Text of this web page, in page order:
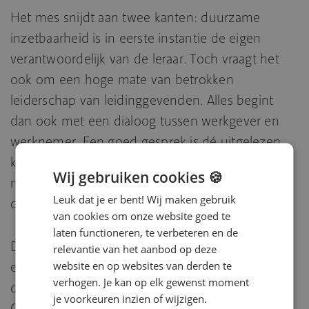
Het mes snijdt aan twee kanten: duurzame
inzetbaarheid is in eerste instantie de eigen
verantwoordelijk van de leraar. Toch vraagt het
ook om een hoge mate van betrokken
leiderschap van leidinggevenden. Alles begint
dan ook met een dialoog tussen werkgever en
werknemer. Een goed gesprek is dé uitgelezen
kans om wensen en behoeften kenbaar te
maken. Het startschot om samen te werken aan
duurzame inzetbaarheid.
Daarnaast is het belangrijk dat HR-professionals
en directeuren investeren in de ontwikkeling en
de gezondheid van medewerkers.
Wij gebruiken cookies 🍪
Leuk dat je er bent! Wij maken gebruik
van cookies om onze website goed te
laten functioneren, te verbeteren en de
relevantie van het aanbod op deze
website en op websites van derden te
verhogen. Je kan op elk gewenst moment
je voorkeuren inzien of wijzigen.